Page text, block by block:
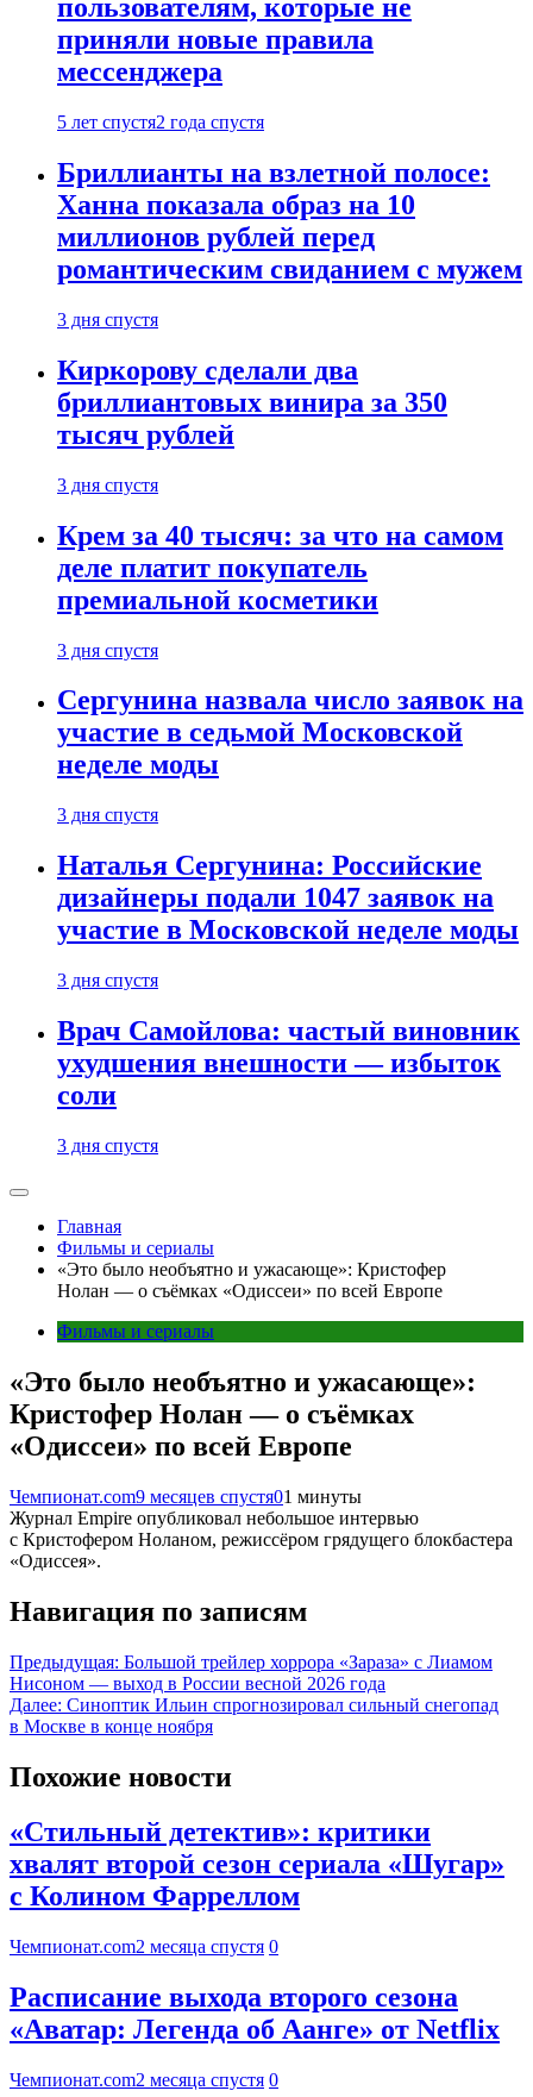
пользователям, которые не
приняли новые правила
мессенджера
5 лет спустя2 года спустя
Бриллианты на взлетной полосе:
Ханна показала образ на 10
миллионов рублей перед
романтическим свиданием с мужем
3 дня спустя
Киркорову сделали два
бриллиантовых винира за 350
тысяч рублей
3 дня спустя
Крем за 40 тысяч: за что на самом
деле платит покупатель
премиальной косметики
3 дня спустя
Сергунина назвала число заявок на
участие в седьмой Московской
неделе моды
3 дня спустя
Наталья Сергунина: Российские
дизайнеры подали 1047 заявок на
участие в Московской неделе моды
3 дня спустя
Врач Самойлова: частый виновник
ухудшения внешности — избыток
соли
3 дня спустя
Главная
Фильмы и сериалы
«Это было необъятно и ужасающе»: Кристофер
Нолан — о съёмках «Одиссеи» по всей Европе
Фильмы и сериалы
«Это было необъятно и ужасающе»:
Кристофер Нолан — о съёмках
«Одиссеи» по всей Европе
Чемпионат.com9 месяцев спустя01 минуты
Журнал Empire опубликовал небольшое интервью
с Кристофером Ноланом, режиссёром грядущего блокбастера
«Одиссея».
Навигация по записям
Предыдущая: Большой трейлер хоррора «Зараза» с Лиамом
Нисоном — выход в России весной 2026 года
Далее: Синоптик Ильин спрогнозировал сильный снегопад
в Москве в конце ноября
Похожие новости
«Стильный детектив»: критики
хвалят второй сезон сериала «Шугар»
с Колином Фарреллом
Чемпионат.com2 месяца спустя 0
Расписание выхода второго сезона
«Аватар: Легенда об Аанге» от Netflix
Чемпионат.com2 месяца спустя 0